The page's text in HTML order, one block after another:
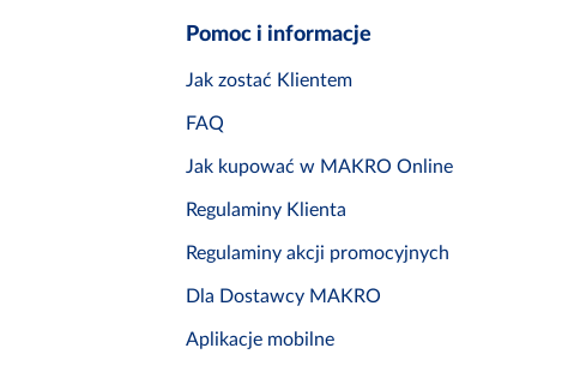
Pomoc i informacje
Jak zostać Klientem
FAQ
Jak kupować w MAKRO Online
Regulaminy Klienta
Regulaminy akcji promocyjnych
Dla Dostawcy MAKRO
Aplikacje mobilne